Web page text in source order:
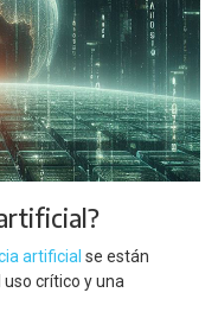
artificial se están
crítico y una